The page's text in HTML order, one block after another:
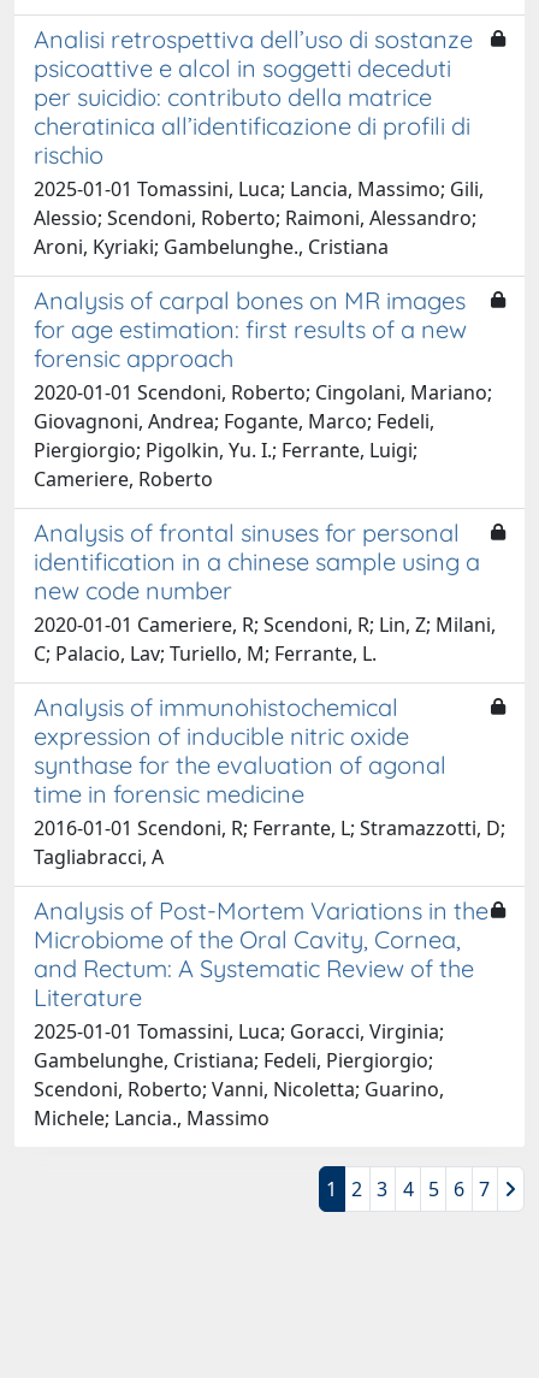
Analisi retrospettiva dell’uso di sostanze
psicoattive e alcol in soggetti deceduti
per suicidio: contributo della matrice
cheratinica all’identificazione di profili di
rischio
2025-01-01 Tomassini, Luca; Lancia, Massimo; Gili,
Alessio; Scendoni, Roberto; Raimoni, Alessandro;
Aroni, Kyriaki; Gambelunghe., Cristiana
Analysis of carpal bones on MR images
for age estimation: first results of a new
forensic approach
2020-01-01 Scendoni, Roberto; Cingolani, Mariano;
Giovagnoni, Andrea; Fogante, Marco; Fedeli,
Piergiorgio; Pigolkin, Yu. I.; Ferrante, Luigi;
Cameriere, Roberto
Analysis of frontal sinuses for personal
identification in a chinese sample using a
new code number
2020-01-01 Cameriere, R; Scendoni, R; Lin, Z; Milani,
C; Palacio, Lav; Turiello, M; Ferrante, L.
Analysis of immunohistochemical
expression of inducible nitric oxide
synthase for the evaluation of agonal
time in forensic medicine
2016-01-01 Scendoni, R; Ferrante, L; Stramazzotti, D;
Tagliabracci, A
Analysis of Post-Mortem Variations in the
Microbiome of the Oral Cavity, Cornea,
and Rectum: A Systematic Review of the
Literature
2025-01-01 Tomassini, Luca; Goracci, Virginia;
Gambelunghe, Cristiana; Fedeli, Piergiorgio;
Scendoni, Roberto; Vanni, Nicoletta; Guarino,
Michele; Lancia., Massimo
1 2 3 4 5 6 7